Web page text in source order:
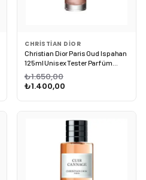
CHRISTIAN DIOR
Christian Dior Paris Oud Ispahan
125ml Unisex Tester Parfüm
Unisex
₺1.650,00
₺1.400,00